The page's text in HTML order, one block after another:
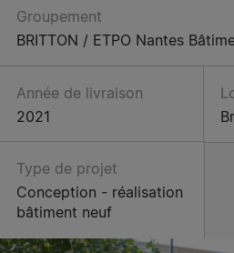
Groupement
BRITTON / ETPO Nantes
Année de livraison
2021
Type de projet
Conception - réalisation
bâtiment neuf